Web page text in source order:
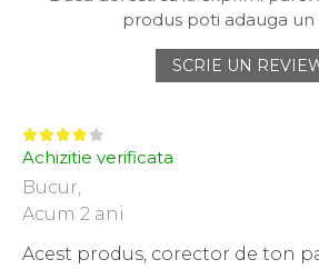
produs poti adauga un
SCRIE UN
Achizitie verificata
Bucur,
Acum 2 ani
Acest produs, corector de ton